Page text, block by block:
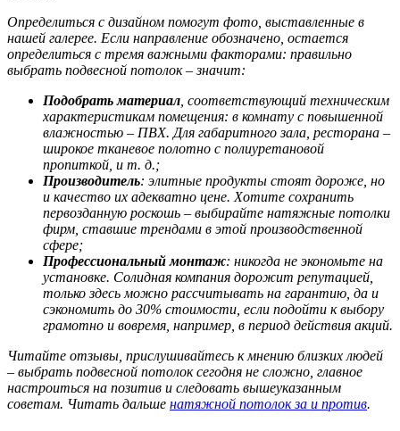
Определиться с дизайном помогут фото, выставленные в
нашей галерее. Если направление обозначено, остается
определиться с тремя важными факторами: правильно
выбрать подвесной потолок – значит:
Подобрать материал , соответствующий техническим
характеристикам помещения: в комнату с повышенной
влажностью – ПВХ. Для габаритного зала, ресторана –
широкое тканевое полотно с полиуретановой
пропиткой, и т. д.;
Производитель: элитные продукты стоят дороже, но
и качество их адекватно цене. Хотите сохранить
первозданную роскошь – выбирайте натяжные потолки
фирм, ставшие трендами в этой производственной
сфере;
Профессиональный монтаж: никогда не экономьте на
установке. Солидная компания дорожит репутацией,
только здесь можно рассчитывать на гарантию, да и
сэкономить до 30% стоимости, если подойти к выбору
грамотно и вовремя, например, в период действия акций.
Читайте отзывы, прислушивайтесь к мнению близких людей
– выбрать подвесной потолок сегодня не сложно, главное
настроиться на позитив и следовать вышеуказанным
советам. Читать дальше натяжной потолок за и против.